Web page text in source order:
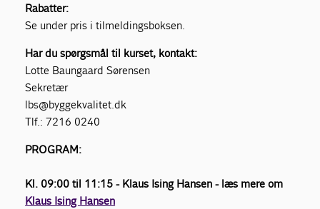
Rabatter:
Se under pris i tilmeldingsboksen.
Har du spørgsmål til kurset, kontakt:
Lotte Baungaard Sørensen
Sekretær
lbs@byggekvalitet.dk
Tlf.: 7216 0240
PROGRAM:
Kl. 09:00 til 11:15 - Klaus Ising Hansen - læs mere om
Klaus Ising Hansen